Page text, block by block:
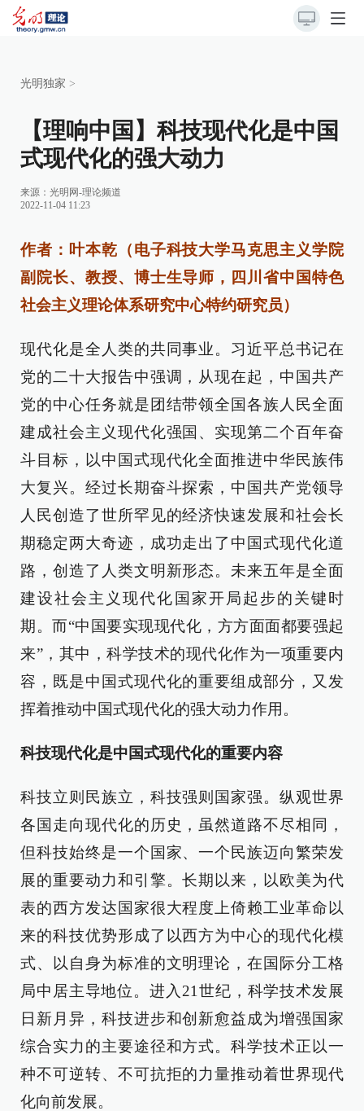
光明独家 >
【理响中国】科技现代化是中国
式现代化的强大动力
来源： 光明网-理论频道
2022-11-04 11:23
作者：叶本乾（电子科技大学马克思主义学院
副院长、教授、博士生导师，四川省中国特色
社会主义理论体系研究中心特约研究员）
现代化是全人类的共同事业。习近平总书记在
党的二十大报告中强调，从现在起，中国共产
党的中心任务就是团结带领全国各族人民全面
建成社会主义现代化强国、实现第二个百年奋
斗目标，以中国式现代化全面推进中华民族伟
大复兴。经过长期奋斗探索，中国共产党领导
人民创造了世所罕见的经济快速发展和社会长
期稳定两大奇迹，成功走出了中国式现代化道
路，创造了人类文明新形态。未来五年是全面
建设社会主义现代化国家开局起步的关键时
期。而“中国要实现现代化，方方面面都要强起
来”，其中，科学技术的现代化作为一项重要内
容，既是中国式现代化的重要组成部分，又发
挥着推动中国式现代化的强大动力作用。
科技现代化是中国式现代化的重要内容
科技立则民族立，科技强则国家强。纵观世界
各国走向现代化的历史，虽然道路不尽相同，
但科技始终是一个国家、一个民族迈向繁荣发
展的重要动力和引擎。长期以来，以欧美为代
表的西方发达国家很大程度上倚赖工业革命以
来的科技优势形成了以西方为中心的现代化模
式、以自身为标准的文明理论，在国际分工格
局中居主导地位。进入21世纪，科学技术发展
日新月异，科技进步和创新愈益成为增强国家
综合实力的主要途径和方式。科学技术正以一
种不可逆转、不可抗拒的力量推动着世界现代
化向前发展。